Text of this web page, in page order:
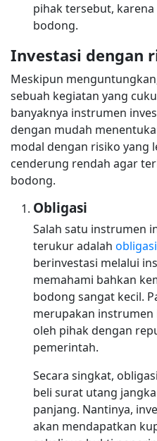
pihak tersebut,
bodong.
Investasi dengan
Meskipun
sebuah kegiatan yang
banyaknya instrumen
dengan mudah
modal dengan risiko yang
cenderung rendah agar
bodong.
Obligasi
Salah satu instrumen
terukur adalah obligasi
berinvestasi melalui
memahami bahkan
bodong sangat kecil.
merupakan instrumen
oleh pihak dengan
pemerintah.
Secara singkat,
beli surat utang
panjang. Nantinya,
akan mendapatkan